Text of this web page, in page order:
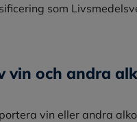
som
vin och andra
vin eller andra